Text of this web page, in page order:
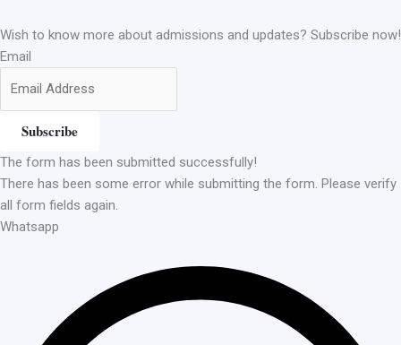
Wish to know more about admissions and updates? Subscribe now!
Email
Subscribe
The form has been submitted successfully!
There has been some error while submitting the form. Please verify
all form fields again.
Whatsapp